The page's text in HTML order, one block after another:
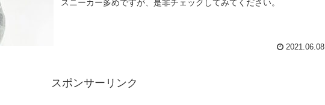
スニーカー多めですが、是非チェックしてみてください。
2021.06.08
スポンサーリンク